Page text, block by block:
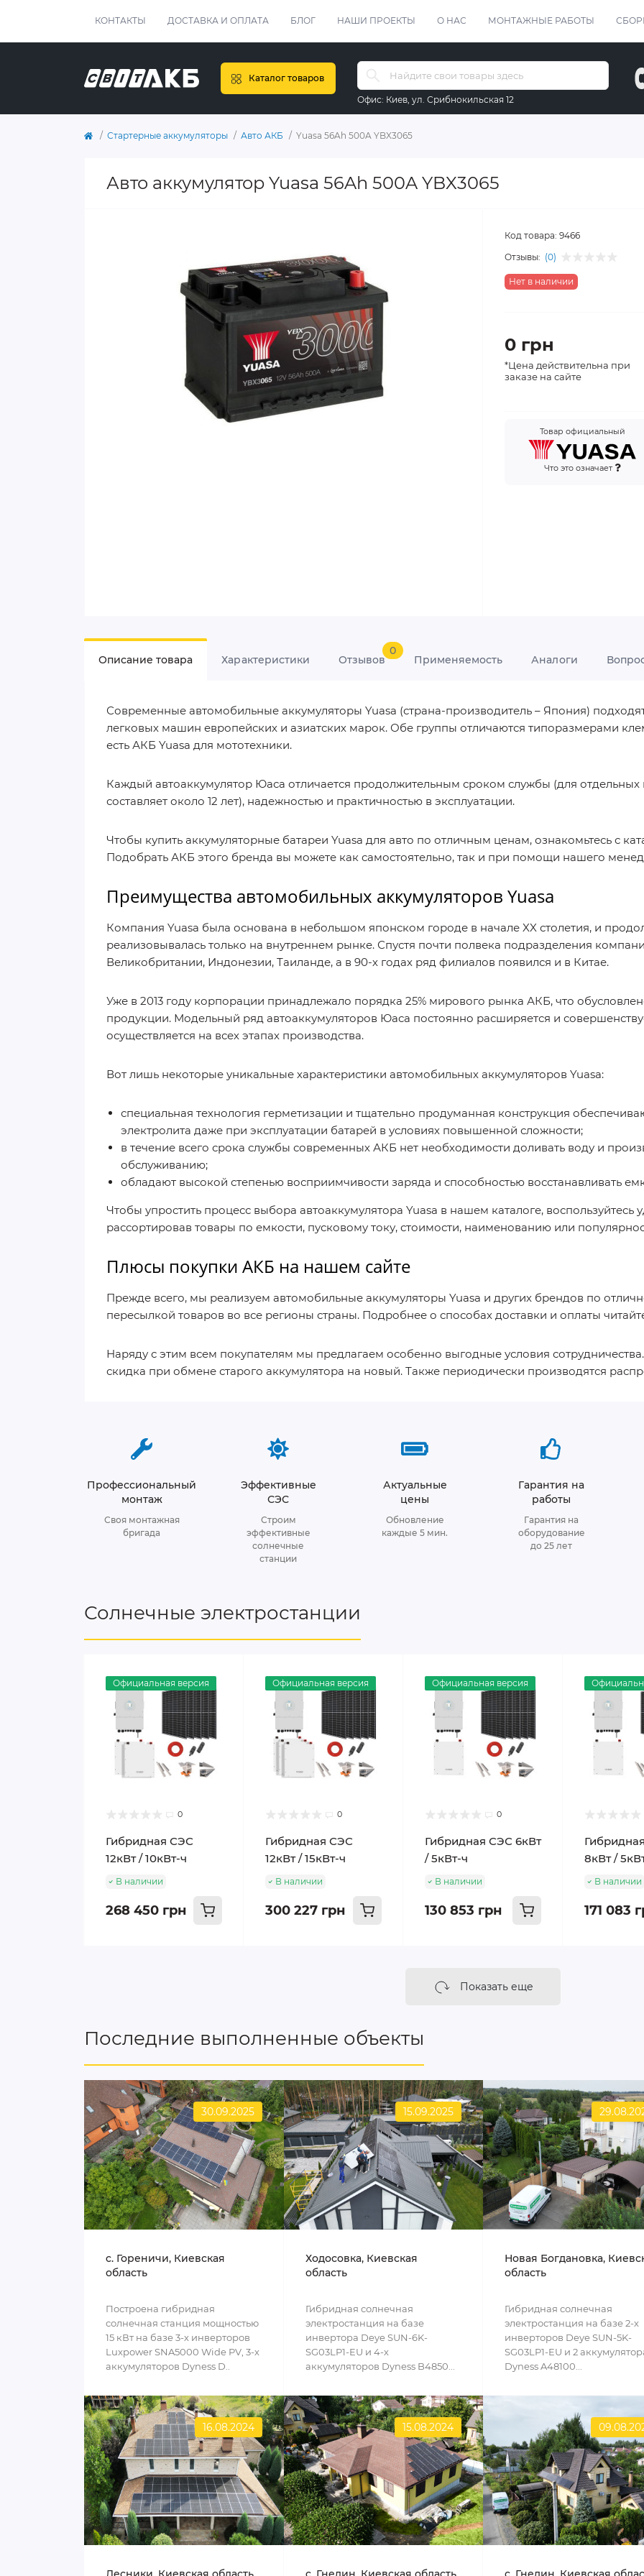
КОНТАКТЫ ДОСТАВКА И ОПЛАТА БЛОГ НАШИ ПРОЕКТЫ О НАС МОНТАЖНЫЕ РАБОТЫ
Каталог товаров
Офис: Киев, ул. Срибнокильская 12
Стартерные аккумуляторы Авто АКБ Yuasa 56Ah 500A YBX3065
Авто аккумулятор Yuasa 56Ah 500A YBX3065
Код товара: 9466
Отзывы: (0)
Нет в наличии
0 грн
*Цена действительна при
заказе на сайте
Товар официальный
Что это означает
Описание товара Характеристики Отзывов
0
Применяемость Аналоги
Современные автомобильные аккумуляторы Yuasa (страна-производитель – Япония)
легковых машин европейских и азиатских марок. Обе группы отличаются типоразмерами
есть АКБ Yuasa для мототехники.
Каждый автоаккумулятор Юаса отличается продолжительным сроком службы (для
составляет около 12 лет), надежностью и практичностью в эксплуатации.
Чтобы купить аккумуляторные батареи Yuasa для авто по отличным ценам, ознакомьтесь с
Подобрать АКБ этого бренда вы можете как самостоятельно, так и при помощи нашего
Преимущества автомобильных аккумуляторов Yuasa
Компания Yuasa была основана в небольшом японском городе в начале XX столетия, и
реализовывалась только на внутреннем рынке. Спустя почти полвека подразделения
Великобритании, Индонезии, Таиланде, а в 90-х годах ряд филиалов появился и в Китае.
Уже в 2013 году корпорации принадлежало порядка 25% мирового рынка АКБ, что
продукции. Модельный ряд автоаккумуляторов Юаса постоянно расширяется и
осуществляется на всех этапах производства.
Вот лишь некоторые уникальные характеристики автомобильных аккумуляторов Yuasa:
специальная технология герметизации и тщательно продуманная конструкция
электролита даже при эксплуатации батарей в условиях повышенной сложности;
в течение всего срока службы современных АКБ нет необходимости доливать воду и
обслуживанию;
обладают высокой степенью восприимчивости заряда и способностью восстанавливать
Чтобы упростить процесс выбора автоаккумулятора Yuasa в нашем каталоге, воспользуйтесь
рассортировав товары по емкости, пусковому току, стоимости, наименованию или
Плюсы покупки АКБ на нашем сайте
Прежде всего, мы реализуем автомобильные аккумуляторы Yuasa и других брендов по
пересылкой товаров во все регионы страны. Подробнее о способах доставки и оплаты
Наряду с этим всем покупателям мы предлагаем особенно выгодные условия
скидка при обмене старого аккумулятора на новый. Также периодически производятся
Профессиональный
монтаж
Своя монтажная
бригада
Эффективные
СЭС
Строим
эффективные
солнечные
станции
Актуальные
цены
Обновление
каждые 5 мин.
Гарантия на
работы
Гарантия на
оборудование
до 25 лет
Солнечные электростанции
Официальная версия
0
Гибридная СЭС
12кВт / 10кВт-ч
В наличии
268 450 грн
Официальная версия
0
Гибридная СЭС
12кВт / 15кВт-ч
В наличии
300 227 грн
Официальная версия
0
Гибридная СЭС 6кВт
/ 5кВт-ч
В наличии
130 853 грн
8кВт /
В наличии
171 083
Показать еще
Последние выполненные объекты
30.09.2025
c. Гореничи, Киевская
область
Построена гибридная
солнечная станция мощностью
15 кВт на базе 3-х инверторов
Luxpower SNA5000 Wide PV, 3-х
аккумуляторов Dyness D..
15.09.2025
Ходосовка, Киевская
область
Гибридная солнечная
электростанция на базе
инвертора Deye SUN-6K-
SG03LP1-EU и 4-х
аккумуляторов Dyness B4850...
Новая Богдановка,
область
Гибридная солнечная
электростанция на базе 2-х
инверторов Deye SUN-5K-
SG03LP1-EU и 2
Dyness A48100...
16.08.2024 15.08.2024